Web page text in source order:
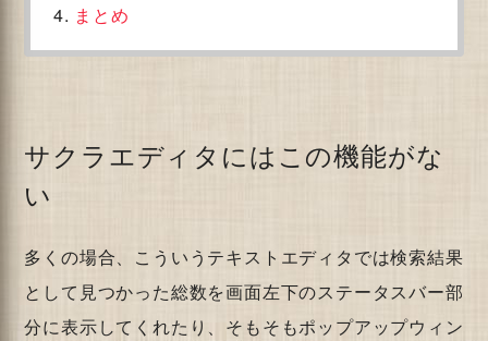
まとめ
サクラエディタにはこの機能がな
い
多くの場合、こういうテキストエディタでは検索結果
として見つかった総数を画面左下のステータスバー部
分に表示してくれたり、そもそもポップアップウィン